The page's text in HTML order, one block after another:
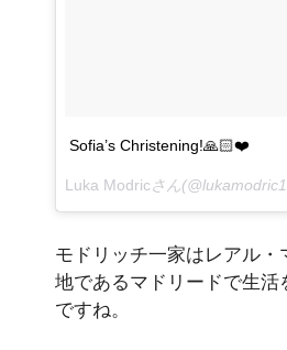
Sofia’s Christening!🙏🏻❤️
Luka Modricさん
モドリッチ一家はレアル
地であるマドリードで生活
ですね。